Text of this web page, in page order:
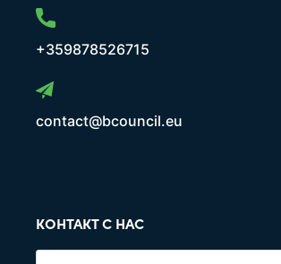
+359878526715
contact@bcouncil.eu
КОНТАКТ С НАС